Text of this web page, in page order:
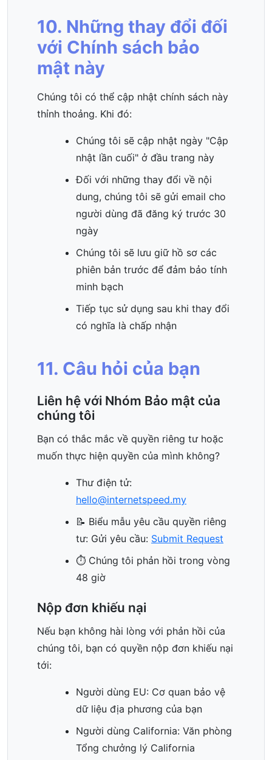
10. Những thay đổi đối
với Chính sách bảo
mật này
Chúng tôi có thể cập nhật chính sách này
thỉnh thoảng. Khi đó:
Chúng tôi sẽ cập nhật ngày "Cập
nhật lần cuối" ở đầu trang này
Đối với những thay đổi về nội
dung, chúng tôi sẽ gửi email cho
người dùng đã đăng ký trước 30
ngày
Chúng tôi sẽ lưu giữ hồ sơ các
phiên bản trước để đảm bảo tính
minh bạch
Tiếp tục sử dụng sau khi thay đổi
có nghĩa là chấp nhận
11. Câu hỏi của bạn
Liên hệ với Nhóm Bảo mật của
chúng tôi
Bạn có thắc mắc về quyền riêng tư hoặc
muốn thực hiện quyền của mình không?
Thư điện tử:
hello@internetspeed.my
📝 Biểu mẫu yêu cầu quyền riêng
tư: Gửi yêu cầu: Submit Request
⏱️ Chúng tôi phản hồi trong vòng
48 giờ
Nộp đơn khiếu nại
Nếu bạn không hài lòng với phản hồi của
chúng tôi, bạn có quyền nộp đơn khiếu nại
tới:
Người dùng EU: Cơ quan bảo vệ
dữ liệu địa phương của bạn
Người dùng California: Văn phòng
Tổng chưởng lý California